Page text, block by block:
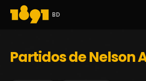
BD
Partidos de Nelson